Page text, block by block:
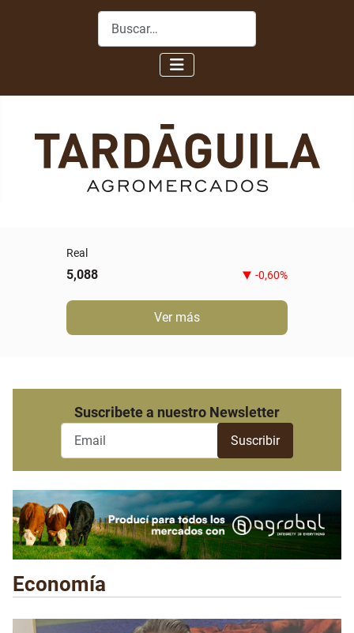
Buscar
Real
5,088 -0,60%
Ver más
Suscribete a nuestro Newsletter
Economía